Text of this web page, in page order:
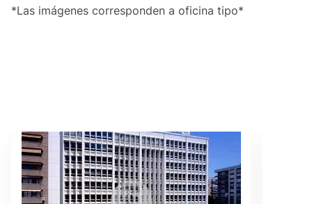
*Las imágenes corresponden a oficina tipo*